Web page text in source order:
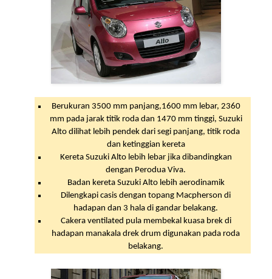
Berukuran 3500 mm panjang,1600 mm lebar, 2360
mm pada jarak titik roda dan 1470 mm tinggi, Suzuki
Alto dilihat lebih pendek dari segi panjang, titik roda
dan ketinggian kereta
Kereta Suzuki Alto lebih lebar jika dibandingkan
dengan Perodua Viva.
Badan kereta Suzuki Alto lebih aerodinamik
Dilengkapi casis dengan topang Macpherson di
hadapan dan 3 hala di gandar belakang.
Cakera ventilated pula membekal kuasa brek di
hadapan manakala drek drum digunakan pada roda
belakang.